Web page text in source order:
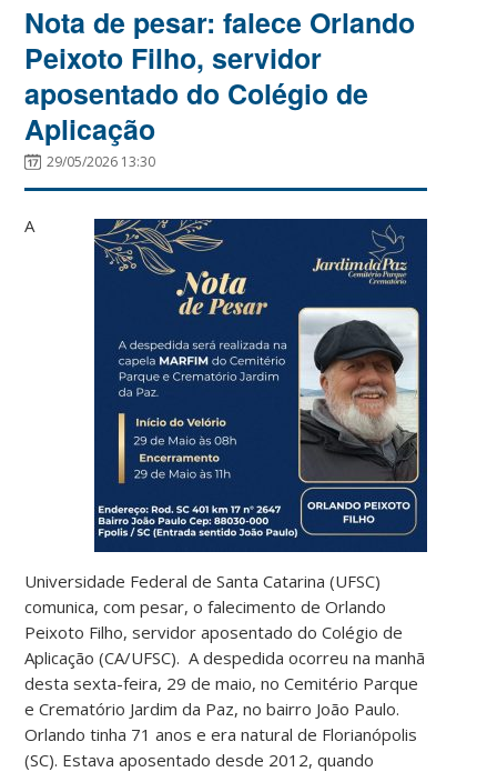
Nota de pesar: falece Orlando
Peixoto Filho, servidor
aposentado do Colégio de
Aplicação
29/05/2026 13:30
A
Universidade Federal de Santa Catarina (UFSC)
comunica, com pesar, o falecimento de Orlando
Peixoto Filho, servidor aposentado do Colégio de
Aplicação (CA/UFSC). A despedida ocorreu na manhã
desta sexta-feira, 29 de maio, no Cemitério Parque
e Crematório Jardim da Paz, no bairro João Paulo.
Orlando tinha 71 anos e era natural de Florianópolis
(SC). Estava aposentado desde 2012, quando